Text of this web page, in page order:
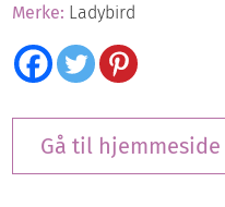
Merke: Ladybird
Gå til hjemmeside